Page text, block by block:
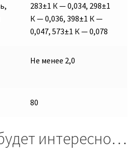
283±1 К — 0,034, 298±1
К — 0,036, 398±1 К —
0,047, 573±1 К — 0,078
Не менее 2,0
80
интересно…